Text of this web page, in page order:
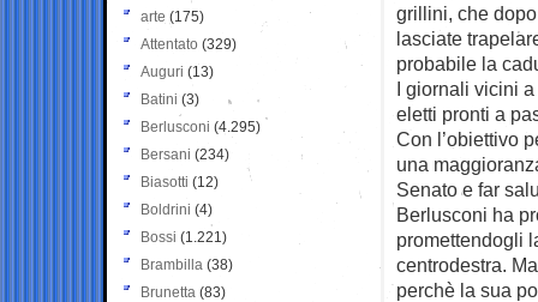
grillini, che
lasciate
probabile la
I giornali vicini
eletti pronti a
Con l’obiettivo
una
Senato e far
Berlusconi ha
promettendogli
centrodestra.
perchè la sua
arte (175)
Attentato (329)
Auguri (13)
Batini (3)
Berlusconi (4.295)
Bersani (234)
Biasotti (12)
Boldrini (4)
Bossi (1.221)
Brambilla (38)
Brunetta (83)